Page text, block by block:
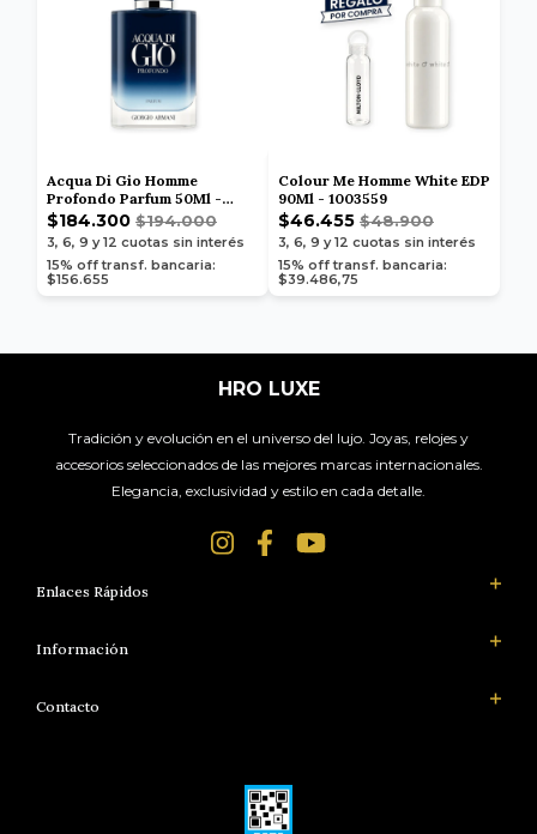
Acqua Di Gio Homme
Profondo Parfum 50Ml -
1006109
$184.300 $194.000
3, 6, 9 y 12 cuotas sin interés
15% off transf. bancaria:
$156.655
Colour Me Homme White EDP
90Ml - 1003559
$46.455 $48.900
3, 6, 9 y 12 cuotas sin interés
15% off transf. bancaria:
$39.486,75
HRO LUXE
Tradición y evolución en el universo del lujo. Joyas, relojes y
accesorios seleccionados de las mejores marcas internacionales.
Elegancia, exclusividad y estilo en cada detalle.
Enlaces Rápidos
Información
Contacto